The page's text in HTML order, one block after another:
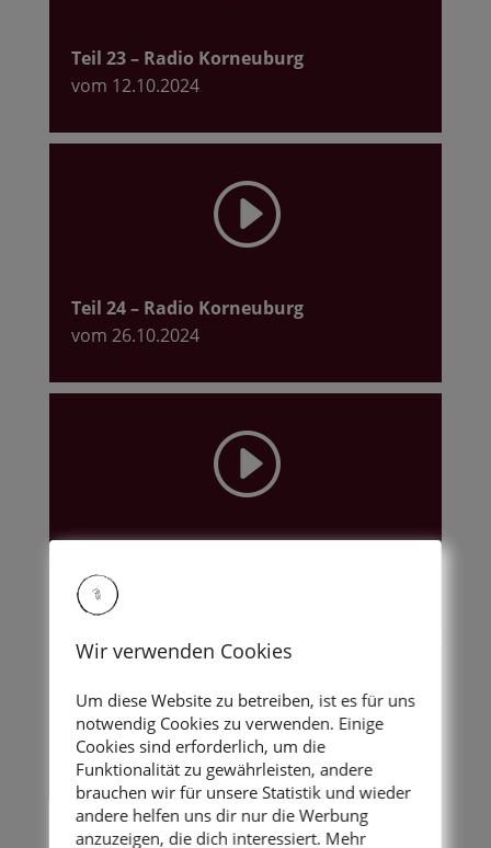
Teil 23– Radio Korneuburg
vom 12.10.2024
I
Teil 24– Radio Korneuburg
vom 26.10.2024
I
vom 09.11.2024
I
Teil 26 – Radio Korneuburg
vom 23.11.2024
Wir verwenden Cookies
Um diese Website zu betreiben, ist es für uns
notwendig Cookies zu verwenden. Einige
Cookies sind erforderlich, um die
Funktionalität zu gewährleisten, andere
brauchen wir für unsere Statistik und wieder
andere helfen uns dir nur die Werbung
anzuzeigen, die dich interessiert. Mehr